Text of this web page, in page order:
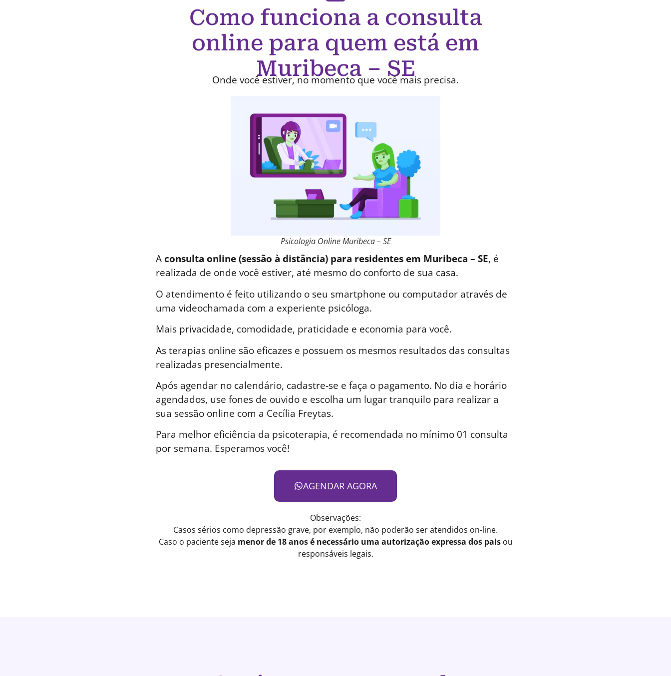
Como funciona a consulta
online para quem está em
Muribeca – SE
Onde você estiver, no momento que você mais precisa.
Psicologia Online Muribeca – SE
Aconsulta online (sessão à distância) para residentes em Muribeca – SE, é
realizada de onde você estiver, até mesmo do conforto de sua casa.
O atendimento é feito utilizando o seu smartphone ou computador através de
uma videochamada com a experiente psicóloga.
Mais privacidade, comodidade, praticidade e economia para você.
As terapias online são eficazes e possuem os mesmos resultados das consultas
realizadas presencialmente.
Após agendar no calendário, cadastre-se e faça o pagamento. No dia e horário
agendados, use fones de ouvido e escolha um lugar tranquilo para realizar a
sua sessão online com a Cecília Freytas.
Para melhor eficiência da psicoterapia, é recomendada no mínimo 01 consulta
por semana. Esperamos você!
AGENDAR AGORA
Observações:
Casos sérios como depressão grave, por exemplo, não poderão ser atendidos on-line.
Caso o paciente seja menor de 18 anos é necessário uma autorização expressa dos paisou
responsáveis legais.